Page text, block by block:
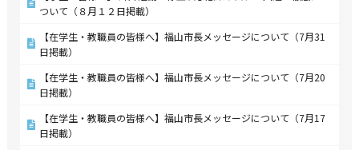
ついて（８月１２日掲載）
【在学生・教職員の皆様へ】福山市長メッセージについて（7月31
日掲載）
【在学生・教職員の皆様へ】福山市長メッセージについて（7月20
日掲載）
【在学生・教職員の皆様へ】福山市長メッセージについて（7月17
日掲載）